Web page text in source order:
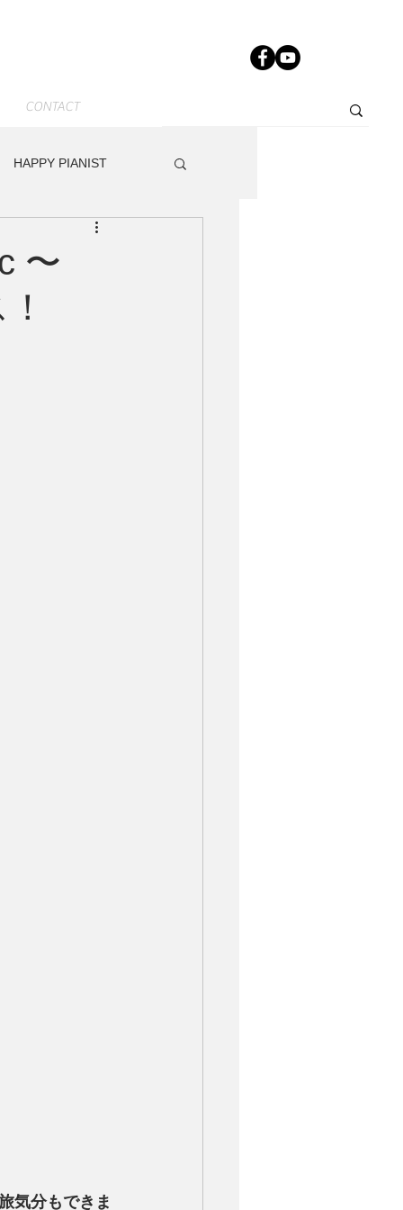
CONTACT
HAPPY PIANIST
Other
〜
気分もできま